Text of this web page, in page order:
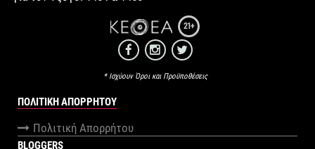
21+
* Ισχύουν Όροι και Προϋποθέσεις
ΠΟΛΙΤΙΚΉ ΑΠΟΡΡΉΤΟΥ
Πολιτική Απορρήτου
BLOGGERS